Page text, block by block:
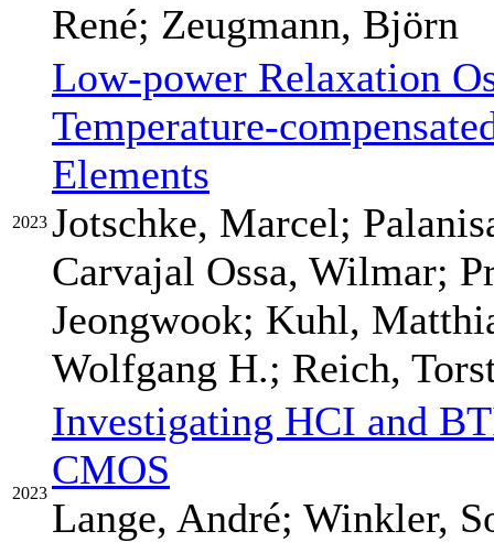
René; Zeugmann, Björn
2023
Low-power Relaxation
Temperature-
Elements
Jotschke, Marcel;
Carvajal Ossa, Wilmar;
Jeongwook; Kuhl,
Wolfgang H.; Reich,
2023
Investigating HCI and
CMOS
Lange, André; Winkler,